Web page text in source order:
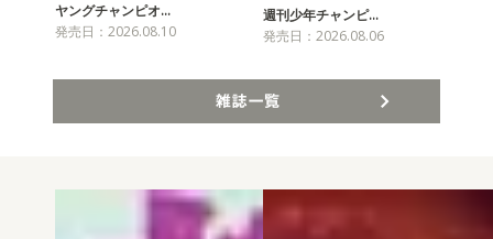
ヤングチャンピオ…
発売日：2026.08.10
週刊少年チャンピ…
発売日：2026.08.06